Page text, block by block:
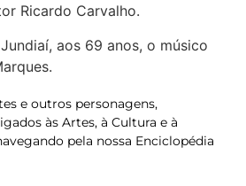
Ricardo Carvalho.
aos 69 anos, o músico
e outros personagens,
às Artes, à Cultura e à
pela nossa Enciclopédia